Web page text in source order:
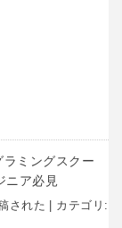
ミングスクー
ニア必見
された
カテゴリ: